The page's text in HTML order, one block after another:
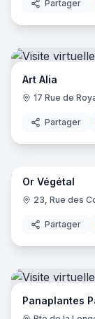
Partager
Art Alia
17 Rue de
Partager
Or Végétal
23, Rue des
Partager
Panaplantes